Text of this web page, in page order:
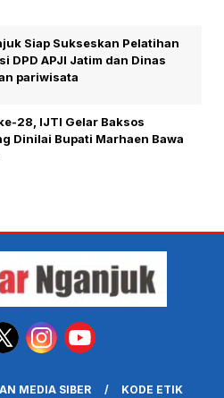
Siap Sukseskan Pelatihan
DPD APJI Jatim dan Dinas
pariwisata
28, IJTI Gelar Baksos
Dinilai Bupati Marhaen Bawa
MEDIA SIBER KODE ETIK